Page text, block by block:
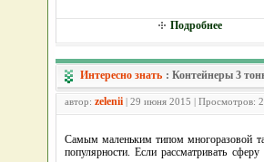
Подробнее
Интересно знать : Контейнеры 3
автор: zelenii | 29 июня 2015 | Просмотров:
Самым маленьким типом многоразовой
популярности. Если рассматривать